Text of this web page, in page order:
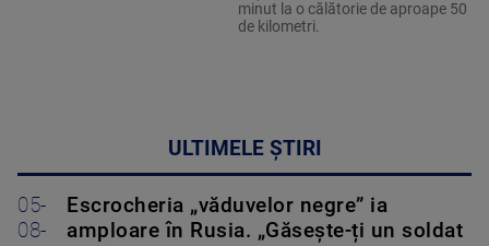
minut la o călătorie de aproape 50
de kilometri.
ULTIMELE ȘTIRI
05-
08-
Escrocheria „văduvelor negre” ia
amploare în Rusia. „Găsește-ți un soldat